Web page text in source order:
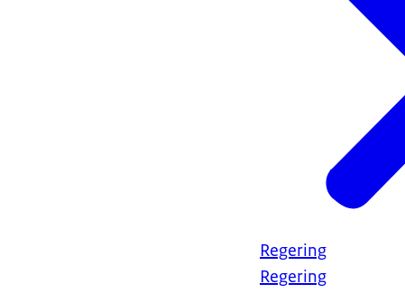
Regering
Regering